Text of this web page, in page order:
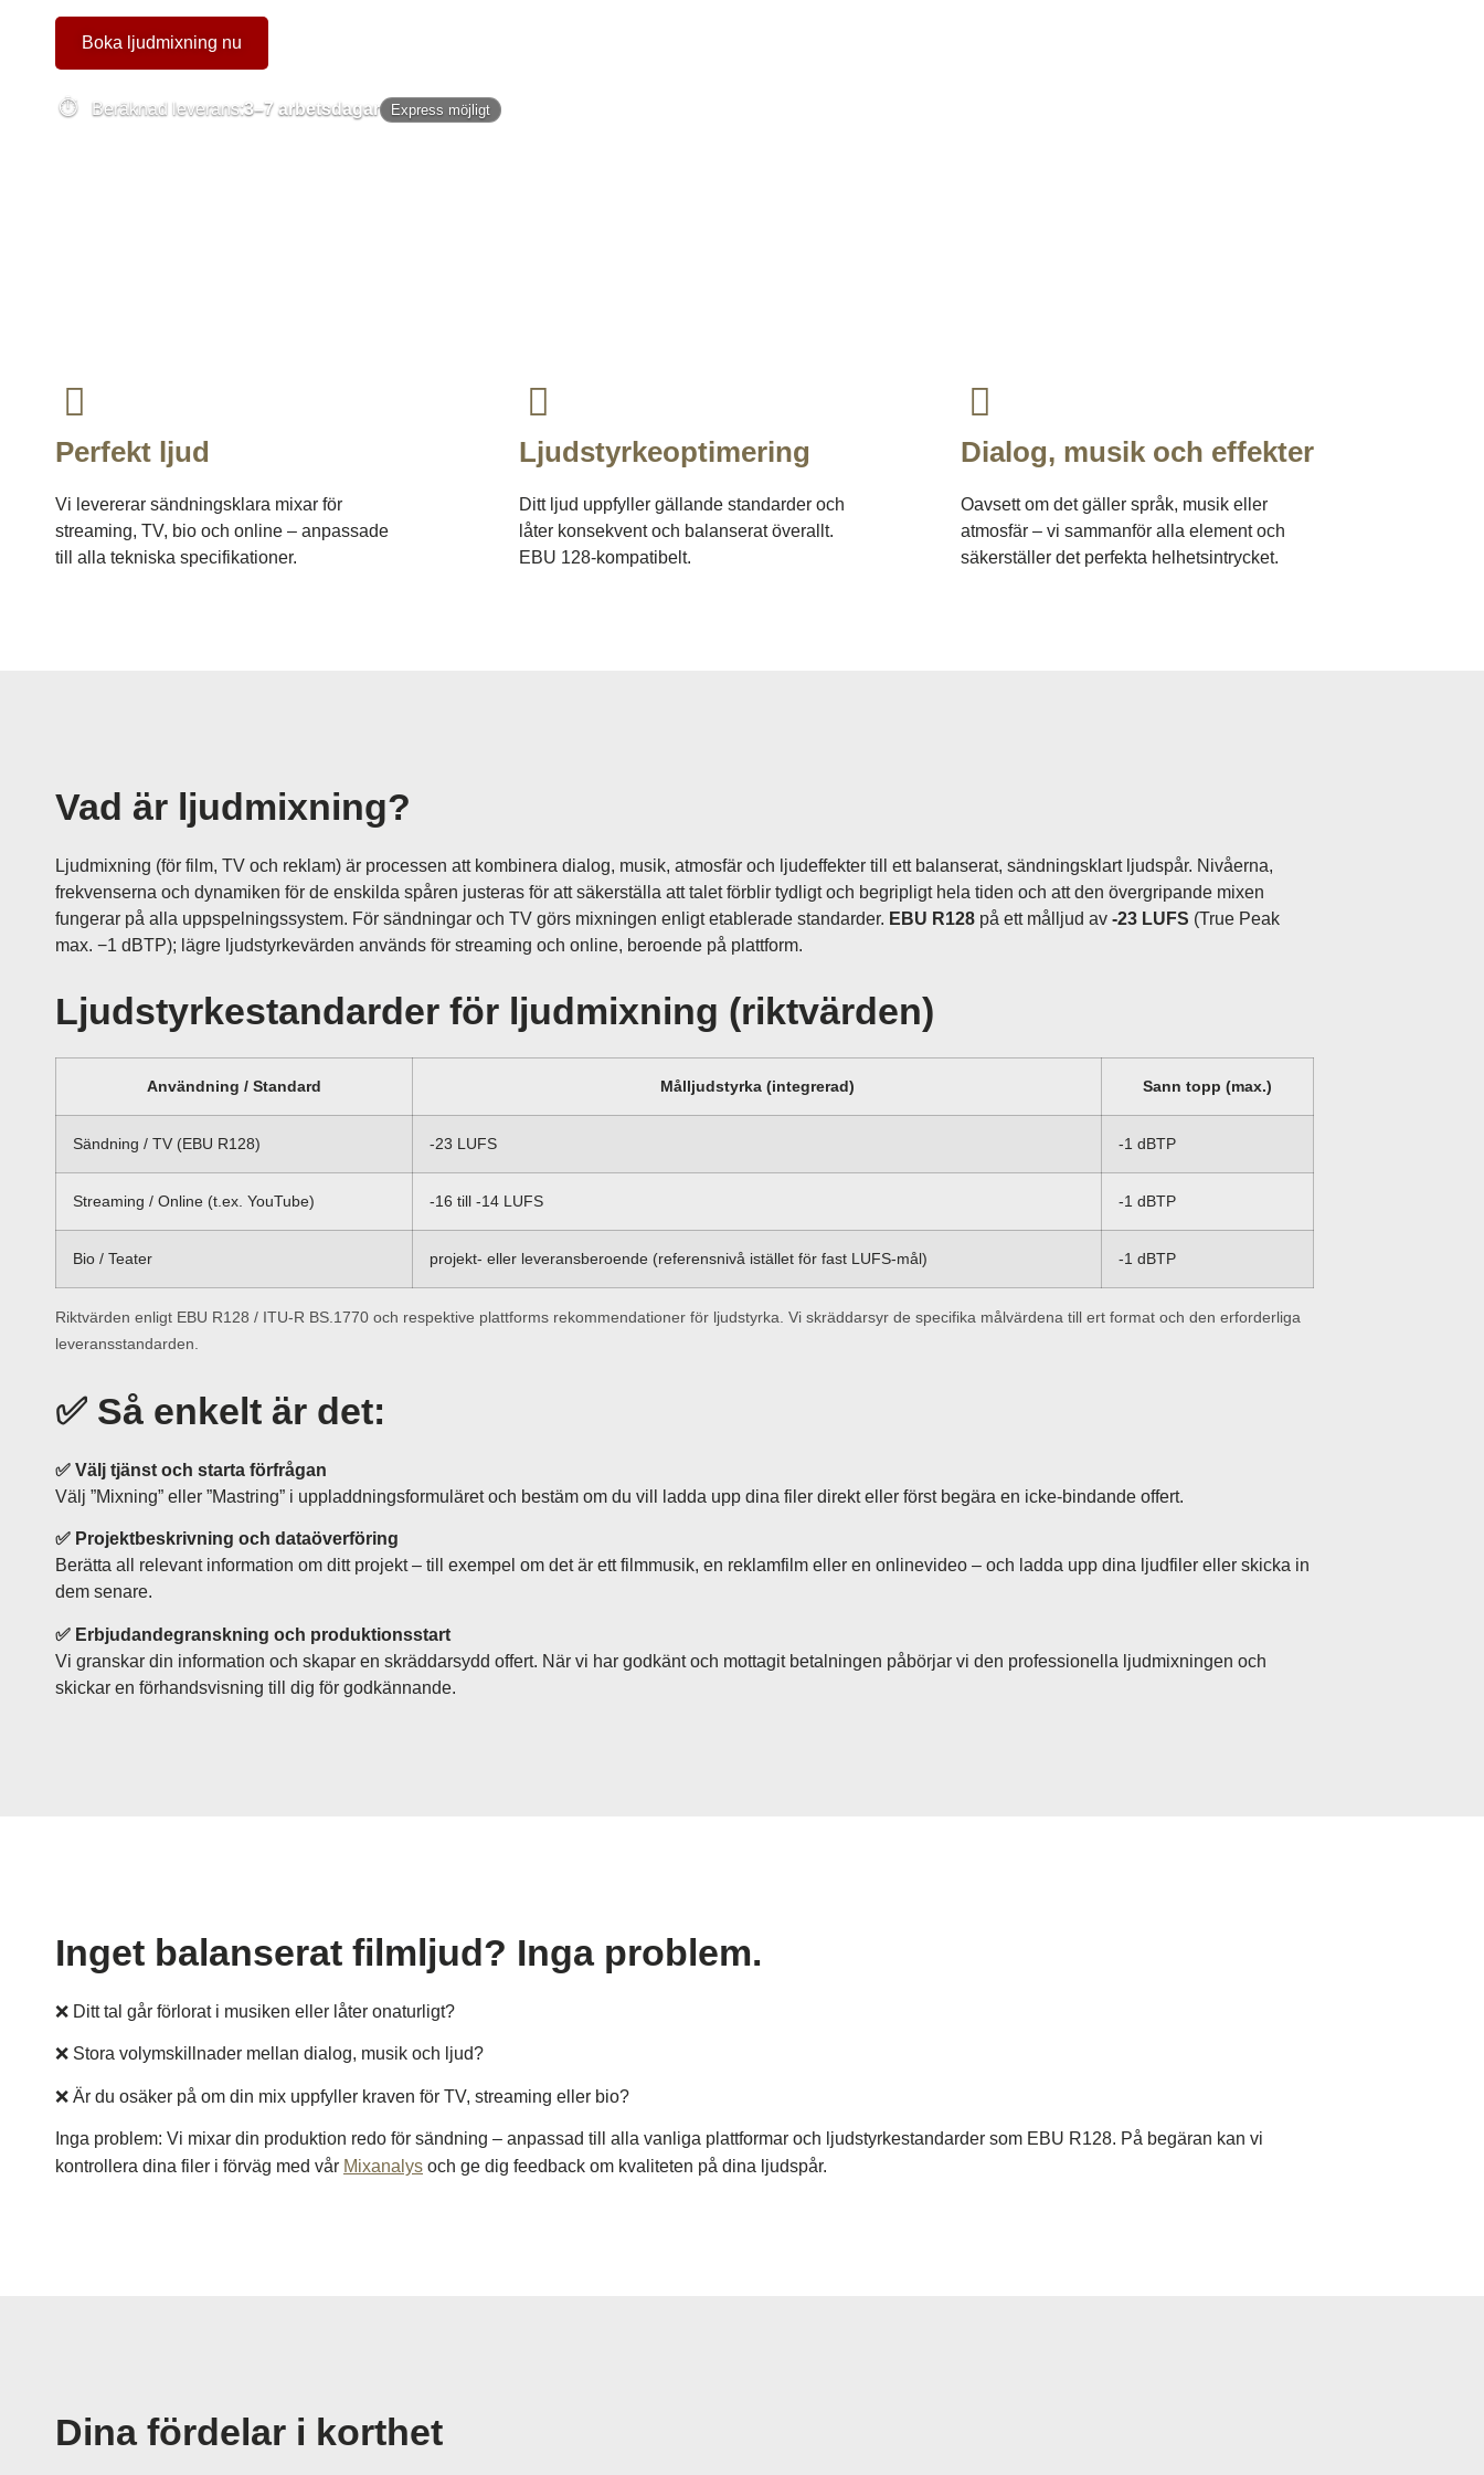
Boka ljudmixning nu
Beräknad leverans:3–7 arbetsdagar Express möjligt
Perfekt ljud
Vi levererar sändningsklara mixar för
streaming, TV, bio och online – anpassade
till alla tekniska specifikationer.
Ljudstyrkeoptimering
Ditt ljud uppfyller gällande standarder och
låter konsekvent och balanserat överallt.
EBU 128-kompatibelt.
Dialog, musik och effekter
Oavsett om det gäller språk, musik eller
atmosfär – vi sammanför alla element och
säkerställer det perfekta helhetsintrycket.
Vad är ljudmixning?
Ljudmixning (för film, TV och reklam) är processen att kombinera dialog, musik, atmosfär och ljudeffekter till ett balanserat, sändningsklart ljudspår. Nivåerna,
frekvenserna och dynamiken för de enskilda spåren justeras för att säkerställa att talet förblir tydligt och begripligt hela tiden och att den övergripande mixen
fungerar på alla uppspelningssystem. För sändningar och TV görs mixningen enligt etablerade standarder. EBU R128 på ett målljud av -23 LUFS (True Peak
max. −1 dBTP); lägre ljudstyrkevärden används för streaming och online, beroende på plattform.
Ljudstyrkestandarder för ljudmixning (riktvärden)
Användning / Standard Målljudstyrka (integrerad) Sann topp (max.)
Sändning / TV (EBU R128) -23 LUFS -1 dBTP
Streaming / Online (t.ex. YouTube) -16 till -14 LUFS -1 dBTP
Bio / Teater projekt- eller leveransberoende (referensnivå istället för fast LUFS-mål) -1 dBTP
Riktvärden enligt EBU R128 / ITU-R BS.1770 och respektive plattforms rekommendationer för ljudstyrka. Vi skräddarsyr de specifika målvärdena till ert format och den erforderliga
leveransstandarden.
✅ Så enkelt är det:
✅ Välj tjänst och starta förfrågan
Välj ”Mixning” eller ”Mastring” i uppladdningsformuläret och bestäm om du vill ladda upp dina filer direkt eller först begära en icke-bindande offert.
✅ Projektbeskrivning och dataöverföring
Berätta all relevant information om ditt projekt – till exempel om det är ett filmmusik, en reklamfilm eller en onlinevideo – och ladda upp dina ljudfiler eller skicka in
dem senare.
✅ Erbjudandegranskning och produktionsstart
Vi granskar din information och skapar en skräddarsydd offert. När vi har godkänt och mottagit betalningen påbörjar vi den professionella ljudmixningen och
skickar en förhandsvisning till dig för godkännande.
Inget balanserat filmljud? Inga problem.
❌ Ditt tal går förlorat i musiken eller låter onaturligt?
❌ Stora volymskillnader mellan dialog, musik och ljud?
❌ Är du osäker på om din mix uppfyller kraven för TV, streaming eller bio?
Inga problem: Vi mixar din produktion redo för sändning – anpassad till alla vanliga plattformar och ljudstyrkestandarder som EBU R128. På begäran kan vi
kontrollera dina filer i förväg med vår Mixanalys och ge dig feedback om kvaliteten på dina ljudspår.
Dina fördelar i korthet